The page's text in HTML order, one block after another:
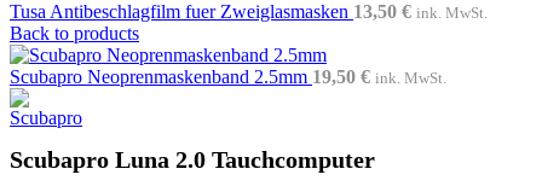
Tusa Antibeschlagfilm fuer Zweiglasmasken 13,50 € ink. MwSt.
Back to products
Scubapro Neoprenmaskenband 2.5mm 19,50 € ink. MwSt.
Scubapro Luna 2.0 Tauchcomputer